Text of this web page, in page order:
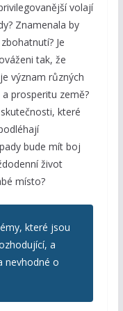
volají
Znamenala by
Je
tak, že
význam různých
prosperitu země?
které
bude mít boj
život
místo?
které jsou
a
nevhodné o